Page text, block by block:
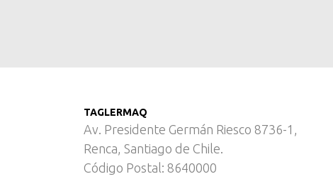
TAGLERMAQ
Av. Presidente Germán Riesco 8736-1,
Renca, Santiago de Chile.
Código Postal: 8640000